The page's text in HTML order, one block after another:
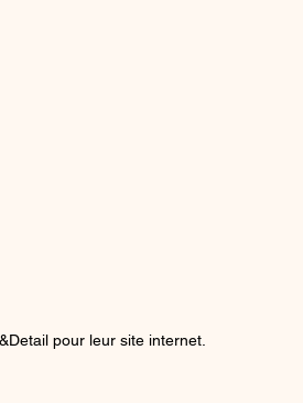
pour leur site internet.